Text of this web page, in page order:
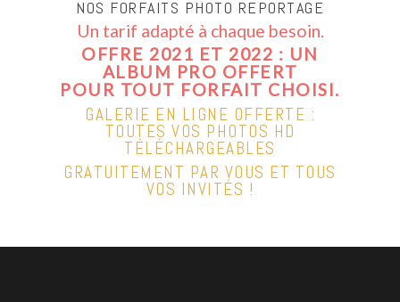
NOS FORFAITS PHOTO REPORTAGE
Un tarif adapté à chaque besoin.
OFFRE 2021 ET 2022 : UN
ALBUM PRO OFFERT
POUR TOUT FORFAIT CHOISI.
GALERIE EN LIGNE OFFERTE :
TOUTES VOS PHOTOS HD
TÉLÉCHARGEABLES
GRATUITEMENT PAR VOUS ET TOUS
VOS INVITÉS !